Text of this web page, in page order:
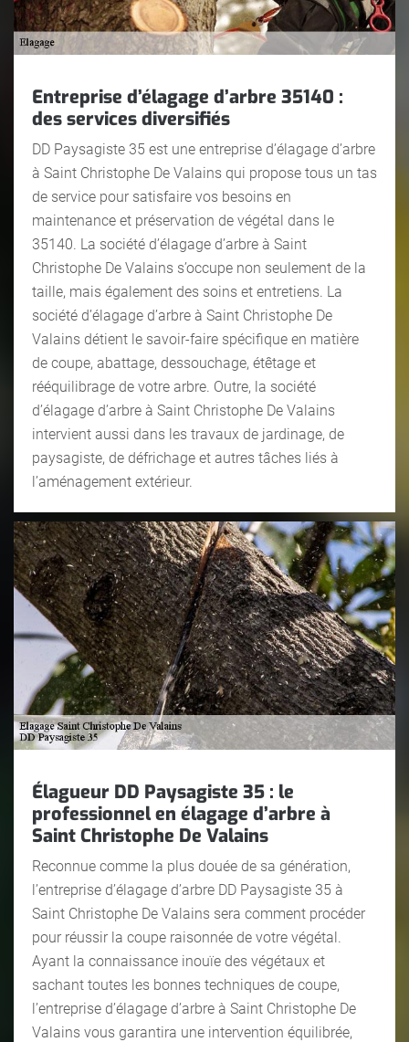
Entreprise d’élagage d’arbre 35140 :
des services diversifiés
DD Paysagiste 35 est une entreprise d’élagage d’arbre
à Saint Christophe De Valains qui propose tous un tas
de service pour satisfaire vos besoins en
maintenance et préservation de végétal dans le
35140. La société d’élagage d’arbre à Saint
Christophe De Valains s’occupe non seulement de la
taille, mais également des soins et entretiens. La
société d’élagage d’arbre à Saint Christophe De
Valains détient le savoir-faire spécifique en matière
de coupe, abattage, dessouchage, étêtage et
rééquilibrage de votre arbre. Outre, la société
d’élagage d’arbre à Saint Christophe De Valains
intervient aussi dans les travaux de jardinage, de
paysagiste, de défrichage et autres tâches liés à
l’aménagement extérieur.
Élagueur DD Paysagiste 35 : le
professionnel en élagage d’arbre à
Saint Christophe De Valains
Reconnue comme la plus douée de sa génération,
l’entreprise d’élagage d’arbre DD Paysagiste 35 à
Saint Christophe De Valains sera comment procéder
pour réussir la coupe raisonnée de votre végétal.
Ayant la connaissance inouïe des végétaux et
sachant toutes les bonnes techniques de coupe,
l’entreprise d’élagage d’arbre à Saint Christophe De
Valains vous garantira une intervention équilibrée,